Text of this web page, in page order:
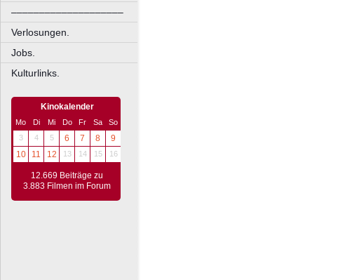
––––––––––––––––––––
Verlosungen.
Jobs.
Kulturlinks.
Kinokalender
Mo Di Mi Do Fr Sa
So
3
4 5 6 7 8
9
10
11 12 13 14 15 16
12.669 Beiträge zu
3.883 Filmen im Forum